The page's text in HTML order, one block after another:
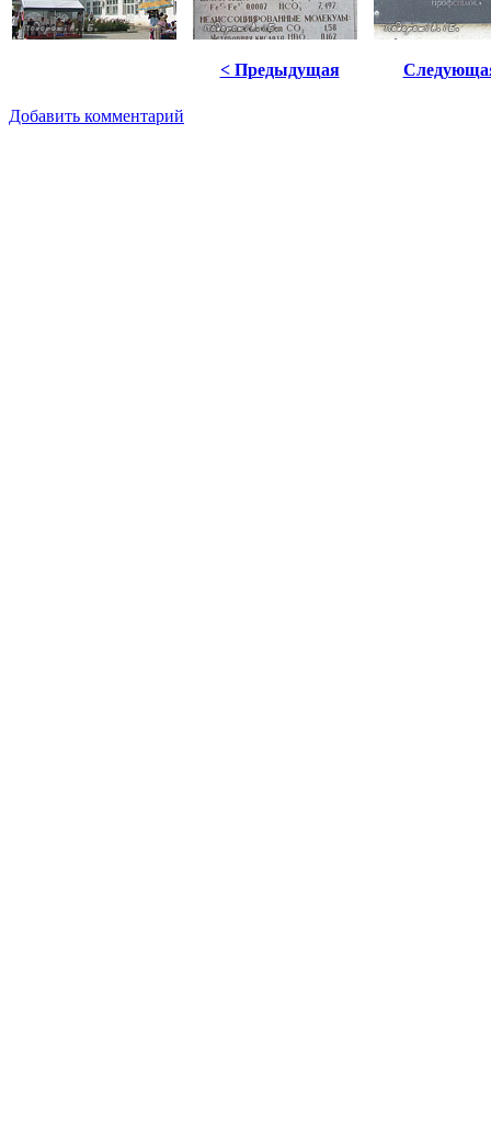
< Предыдущая
Добавить комментарий